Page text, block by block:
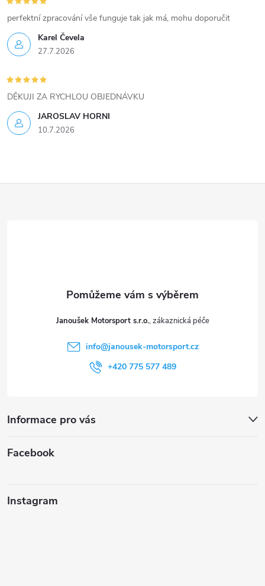
i
s
u
Karel Čevela
27.7.2026
perfektní zpracování vše funguje tak jak má, mohu doporučit
JAROSLAV HORNI
10.7.2026
DĚKUJI ZA RYCHLOU OBJEDNÁVKU
Janoušek Motorsport s.r.o.
info@janousek-motorsport.cz
+420 775 577 489
Informace pro vás
Facebook
Instagram